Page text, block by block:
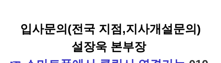
입사문의(전국 지점,지사개설문의)
설장욱 본부장